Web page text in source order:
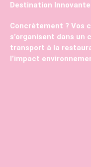
Destination
Concrètement ? Vos
s’organisent dans un
transport à la
l’impact